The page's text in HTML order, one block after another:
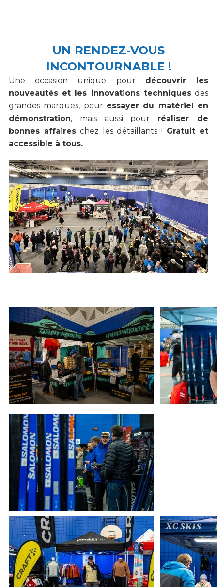
UN RENDEZ-VOUS
INCONTOURNABLE !
Une occasion unique pour découvrir les
nouveautés et les innovations techniquesdes
grandes marques, pour essayer du matériel en
démonstration, mais aussi pour réaliser de
bonnes affaireschez les détaillants ! Gratuit et
accessible à tous.